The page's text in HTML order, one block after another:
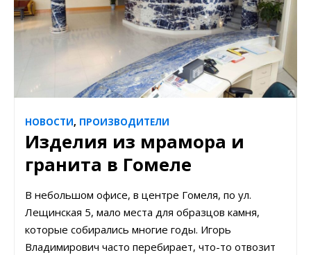
НОВОСТИ, ПРОИЗВОДИТЕЛИ
Изделия из мрамора и
гранита в Гомеле
В небольшом офисе, в центре Гомеля, по ул.
Лещинская 5, мало места для образцов камня,
которые собирались многие годы. Игорь
Владимирович часто перебирает, что-то отвозит